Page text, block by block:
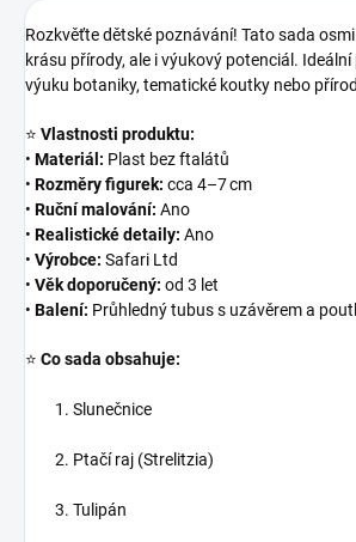
Rozkvěťte dětské poznávání! Tato sada
krásu přírody, ale i výukový potenciál. Ideální
výuku botaniky, tematické koutky nebo
⭐ Vlastnosti produktu:
• Materiál: Plast bez ftalátů
• Rozměry figurek: cca 4–7 cm
• Ruční malování: Ano
• Realistické detaily: Ano
• Výrobce: Safari Ltd
• Věk doporučený: od 3 let
• Balení: Průhledný tubus s uzávěrem a
⭐ Co sada obsahuje:
Slunečnice
Ptačí raj (Strelitzia)
Tulipán